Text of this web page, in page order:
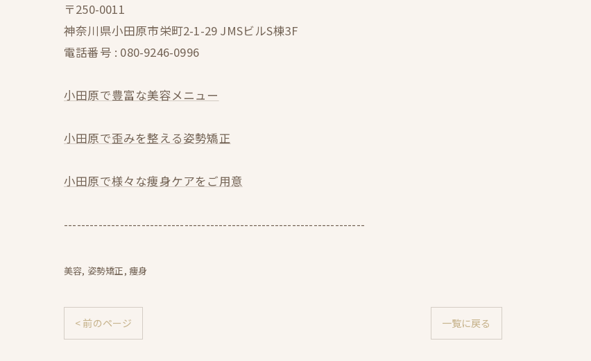
〒250-0011
神奈川県小田原市栄町2-1-29 JMSビルS棟3F
電話番号 : 080-9246-0996
小田原で豊富な美容メニュー
小田原で歪みを整える姿勢矯正
小田原で様々な痩身ケアをご用意
----------------------------------------------------------------------
美容 姿勢矯正 痩身
< 前のページ 一覧に戻る